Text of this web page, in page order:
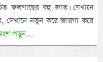
ফলগাছের বহু জাত। যেখানে
সেখানে নতুন করে জায়গা করে
পড়ুন...